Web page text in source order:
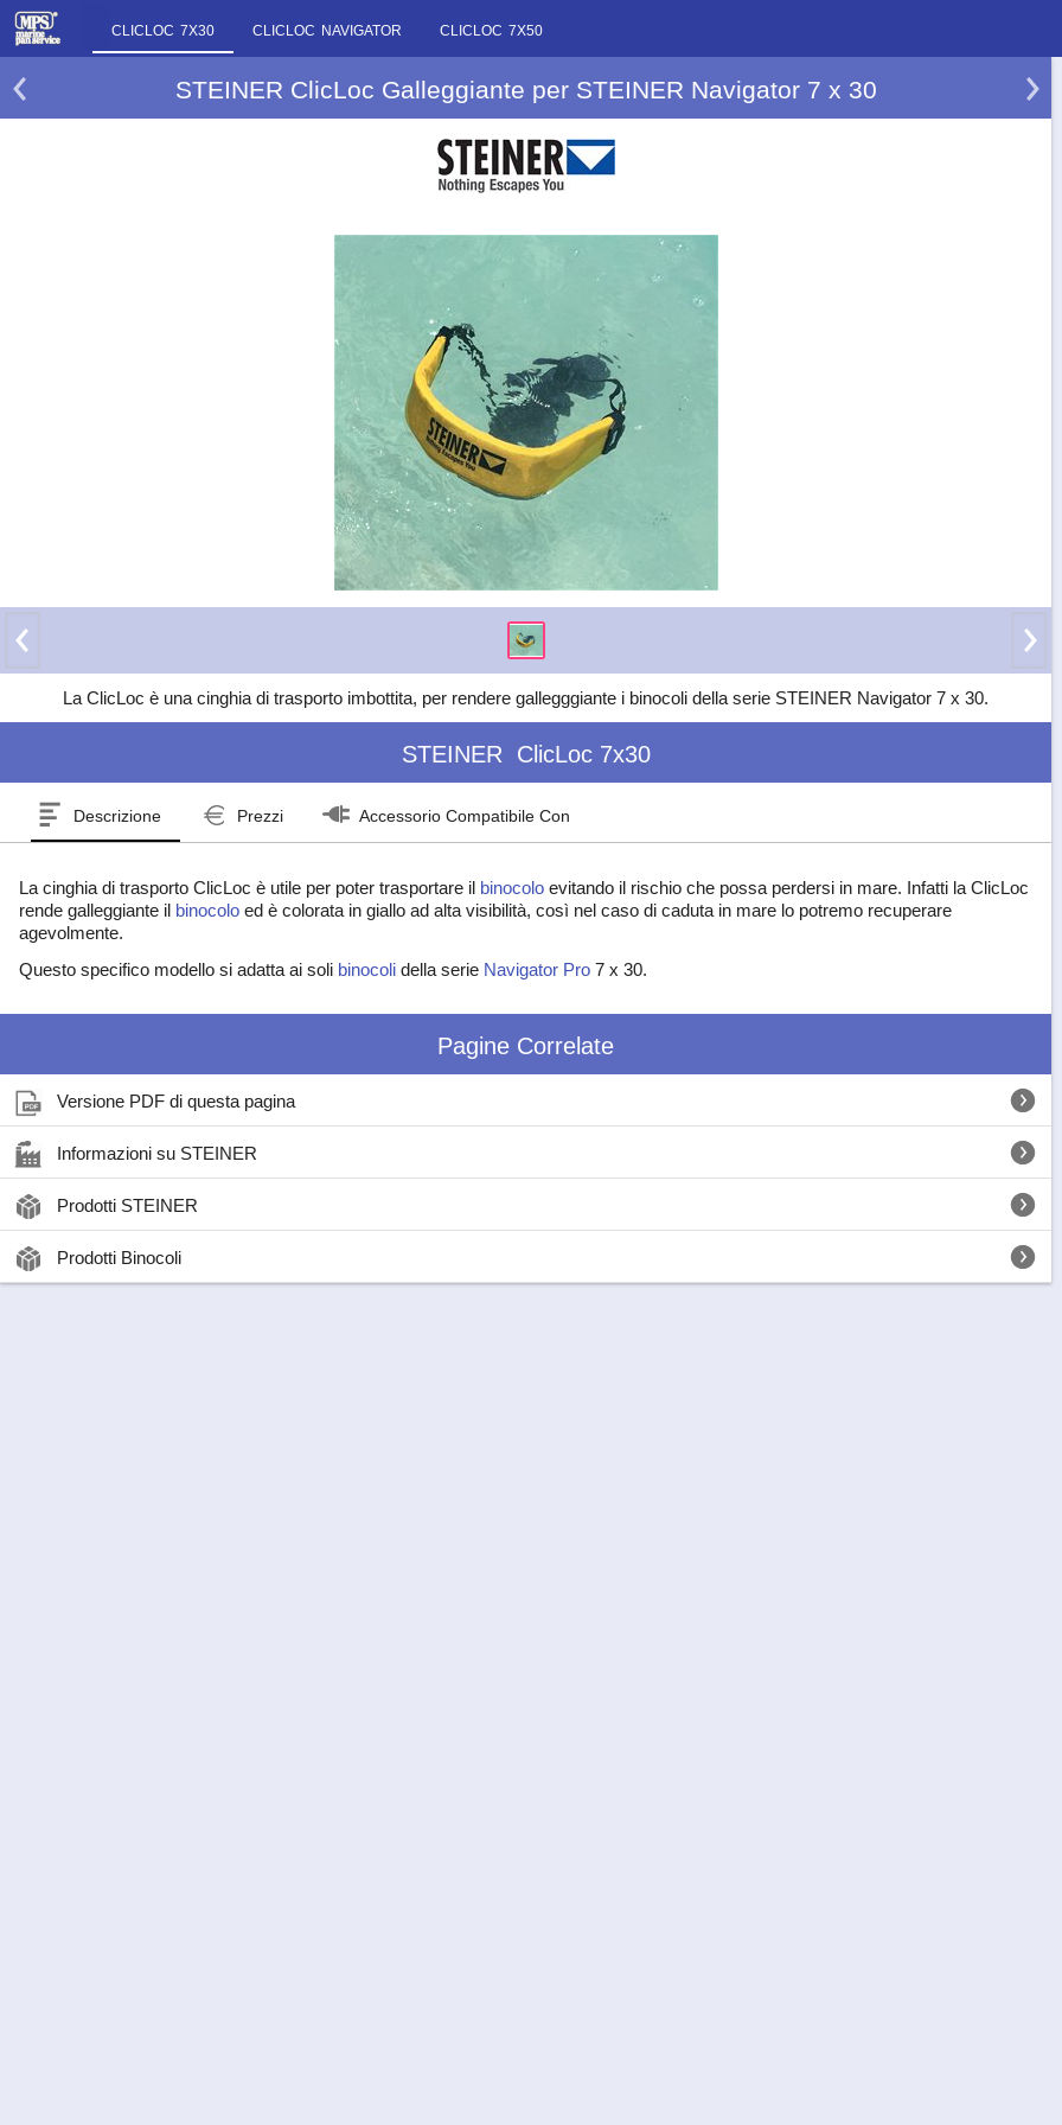
CLICLOC 7X30 CLICLOC NAVIGATOR CLICLOC 7X50
STEINER ClicLoc Galleggiante per STEINER Navigator 7 x 30
La ClicLoc è una cinghia di trasporto imbottita, per rendere gallegggiante i binocoli della serie STEINER Navigator 7 x 30.
STEINER ClicLoc 7x30
Descrizione Prezzi Accessorio Compatibile Con
La cinghia di trasporto ClicLoc è utile per poter trasportare il binocolo evitando il rischio che possa perdersi in mare. Infatti la ClicLoc
rende galleggiante il binocolo ed è colorata in giallo ad alta visibilità, così nel caso di caduta in mare lo potremo recuperare
agevolmente.
Questo specifico modello si adatta ai soli binocoli della serie Navigator Pro 7 x 30.
Pagine Correlate
Versione PDF di questa pagina
Informazioni su STEINER
Prodotti STEINER
Prodotti Binocoli